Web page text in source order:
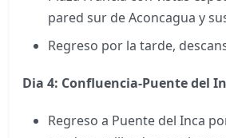
pared sur de Aconcagua y
Regreso por la tarde,
Dia 4: Confluencia-Puente del
Regreso a Puente del Inca